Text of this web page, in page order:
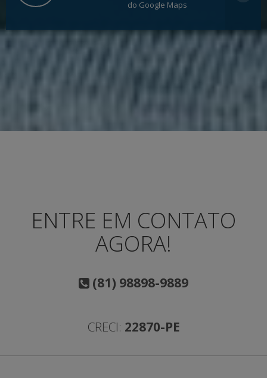
do Google Maps
ENTRE EM CONTATO
AGORA!
(81) 98898-9889
CRECI: 22870-PE